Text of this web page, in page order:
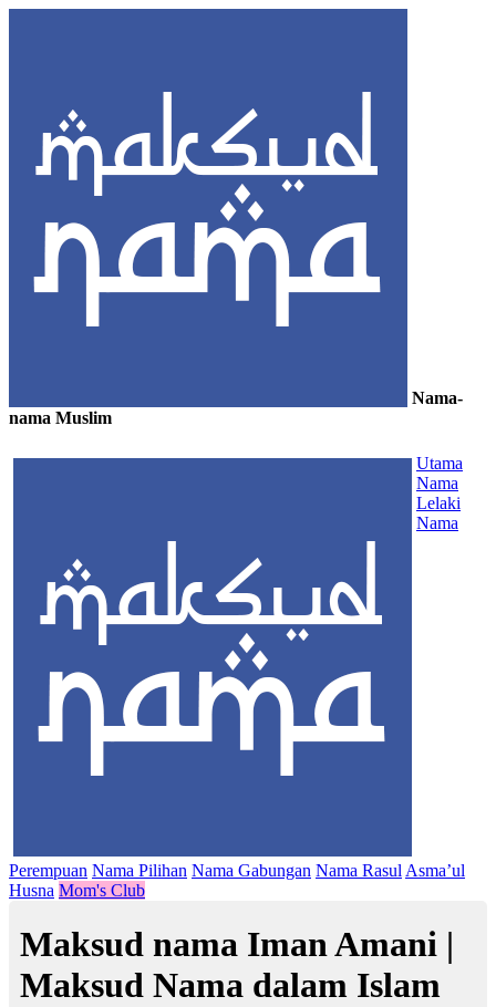
Nama-
nama Muslim
Utama
Nama
Lelaki
Nama
Perempuan Nama Pilihan Nama Gabungan Nama Rasul Asma’ul
Husna Mom's Club
Maksud nama Iman Amani |
Maksud Nama dalam Islam